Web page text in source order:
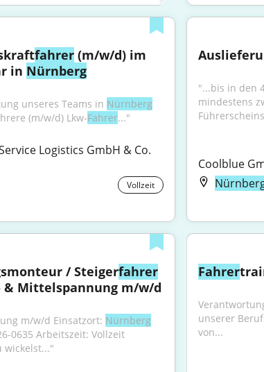
fahrer (m/w/d) im
in Nürnberg
unseres Teams in Nürnberg
(m/w/d) Lkw-Fahrer..."
Logistics GmbH & Co.
Vollzeit
"...bis in den
mindestens
Coolblue
/ Steigerfahrer
& Mittelspannung m/w/d
m/w/d Einsatzort: Nürnberg
0635 Arbeitszeit: Vollzeit
wickelst..."
Fahrer
unserer
von...